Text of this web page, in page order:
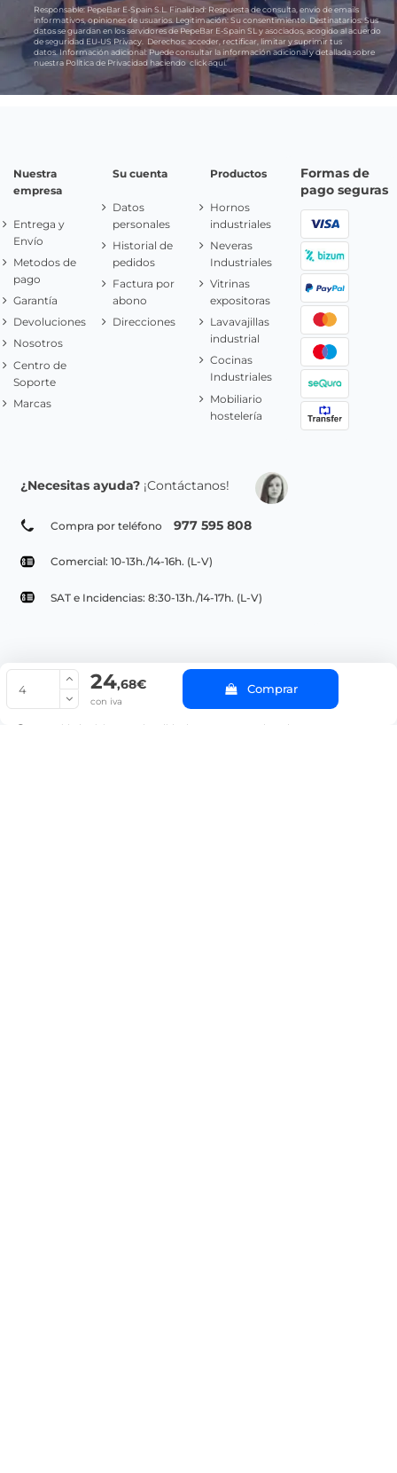
24,68€
con iva
Comprar
La cantidad mínima en el pedido de compra para el producto es 4.
Responsable:PepeBar E-Spain S.L. Finalidad: Respuesta de consulta, envío de emails
informativos, opiniones de usuarios. Legitimación: Su consentimiento. Destinatarios:Sus
datos se guardan en los servidores de PepeBar E-Spain SL y asociados, acogido al acuerdo
de seguridad EU-US Privacy.
Derechos: acceder, rectificar, limitar y suprimir tus
datos.Información adicional:Puede consultar la información adicional y detallada sobre
nuestra Política de Privacidad haciendoclick aquí.
Nuestra
empresa
Entrega y
Envío
Metodos de
pago
Garantía
Devoluciones
Nosotros
Centro de
Soporte
Marcas
Su cuenta
Datos
personales
Historial de
pedidos
Factura por
abono
Direcciones
Productos
Hornos
industriales
Neveras
Industriales
Vitrinas
expositoras
Lavavajillas
industrial
Cocinas
Industriales
Mobiliario
hostelería
Formas de
pago seguras
¿Necesitas ayuda? ¡Contáctanos!
Compra por teléfono 977 595 808
Comercial: 10-13h./14-16h. (L-V)
SAT e Incidencias: 8:30-13h./14-17h. (L-V)
© Copyright 2022 PepeBar.com |
Aviso legal y
Condiciones generales de compra |
Blog